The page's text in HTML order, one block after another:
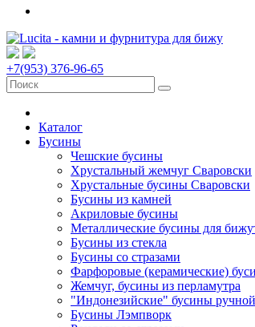
+7(953) 376-96-65
Каталог
Бусины
Чешские бусины
Хрустальный жемчуг Сваровски
Хрустальные бусины Сваровски
Бусины из камней
Акриловые бусины
Металлические бусины для
Бусины из стекла
Бусины со стразами
Фарфоровые (керамические)
Жемчуг, бусины из перламутра
"Индонезийские" бусины
Бусины Лэмпворк